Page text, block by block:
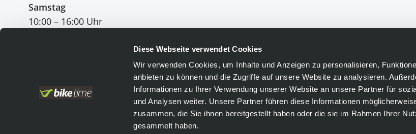
Diese Webseite verwendet Cookies
Wir verwenden Cookies, um Inhalte und Anzeigen zu personalisieren,
anbieten zu können und die Zugriffe auf unsere Website zu analysieren.
Informationen zu Ihrer Verwendung unserer Website an unsere Partner für
und Analysen weiter. Unsere Partner führen diese Informationen
zusammen, die Sie ihnen bereitgestellt haben oder die sie im Rahmen Ihrer
gesammelt haben.
Samstag
10:00 – 16:00 Uhr
Leasing